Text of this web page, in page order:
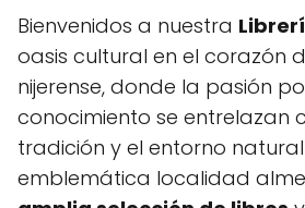
Bienvenidos a nuestra
oasis cultural en el corazón
nijerense, donde la pasión
conocimiento se entrelazan
tradición y el entorno
emblemática localidad